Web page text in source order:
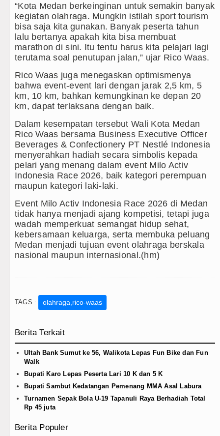
“Kota Medan berkeinginan untuk semakin banyak
kegiatan olahraga. Mungkin istilah sport tourism
bisa saja kita gunakan. Banyak peserta tahun
lalu bertanya apakah kita bisa membuat
marathon di sini. Itu tentu harus kita pelajari lagi
terutama soal penutupan jalan,” ujar Rico Waas.
Rico Waas juga menegaskan optimismenya
bahwa event-event lari dengan jarak 2,5 km, 5
km, 10 km, bahkan kemungkinan ke depan 20
km, dapat terlaksana dengan baik.
Dalam kesempatan tersebut Wali Kota Medan
Rico Waas bersama Business Executive Officer
Beverages & Confectionery PT Nestlé Indonesia
menyerahkan hadiah secara simbolis kepada
pelari yang menang dalam event Milo Activ
Indonesia Race 2026, baik kategori perempuan
maupun kategori laki-laki.
Event Milo Activ Indonesia Race 2026 di Medan
tidak hanya menjadi ajang kompetisi, tetapi juga
wadah memperkuat semangat hidup sehat,
kebersamaan keluarga, serta membuka peluang
Medan menjadi tujuan event olahraga berskala
nasional maupun internasional.(hm)
TAGS : olahraga,rico-waas
Berita Terkait
Ultah Bank Sumut ke 56, Walikota Lepas Fun Bike dan Fun
Walk
Bupati Karo Lepas Peserta Lari 10 K dan 5 K
Bupati Sambut Kedatangan Pemenang MMA Asal Labura
Turnamen Sepak Bola U-19 Tapanuli Raya Berhadiah Total
Rp 45 juta
Berita Populer